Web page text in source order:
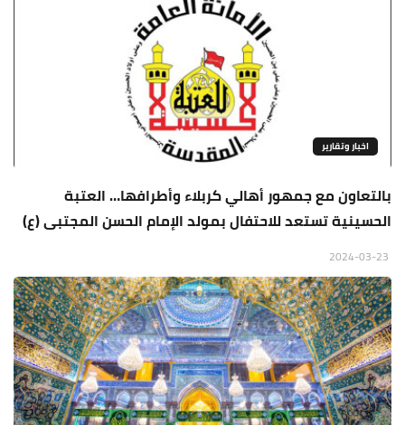
اخبار وتقارير
بالتعاون مع جمهور أهالي كربلاء وأطرافها… العتبة
الحسينية تستعد للاحتفال بمولد الإمام الحسن المجتبى (ع)